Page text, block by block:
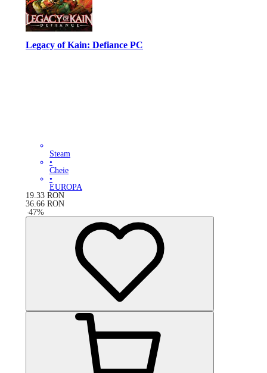
Legacy of Kain: Defiance PC
Steam
•
Cheie
•
EUROPA
19.33 RON
36.66 RON
-47%